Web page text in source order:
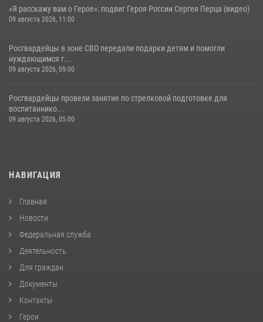
«Я расскажу вам о Герое»: подвиг Героя России Сергея Перца (видео)
09 августа 2026, 11:00
Росгвардейцы в зоне СВО передали подарки детям и помогли
нуждающимся г...
09 августа 2026, 09:00
Росгвардейцы провели занятие по стрелковой подготовке для
воспитаннико...
09 августа 2026, 05:00
НАВИГАЦИЯ
Главная
Новости
Федеральная служба
Деятельность
Для граждан
Документы
Контакты
Герои